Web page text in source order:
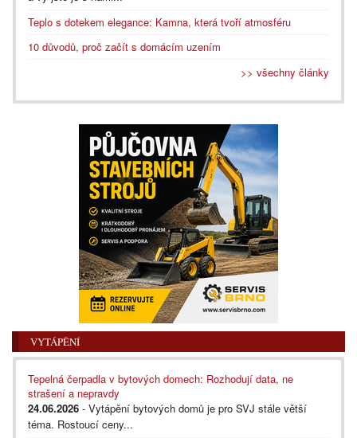
Teplo s dotekem elegance: Kamna, která tvoří atmosféru
10 důvodů, proč začít s domácím uzením
>> všechny články
VYTÁPĚNÍ
Tepelná čerpadla v bytových domech: Rozhodují data, ne
strašení a nepravdy
24.06.2026 - Vytápění bytových domů je pro SVJ stále větší
téma. Rostoucí ceny...